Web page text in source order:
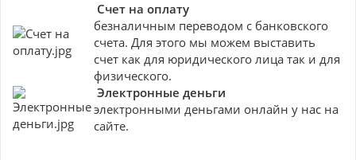
Счет на оплату
безналичным переводом с банковского
счета. Для этого мы можем выставить
счет как для юридического лица так и для
физического.
Электронные деньги
электронными деньгами онлайн у нас на
сайте.